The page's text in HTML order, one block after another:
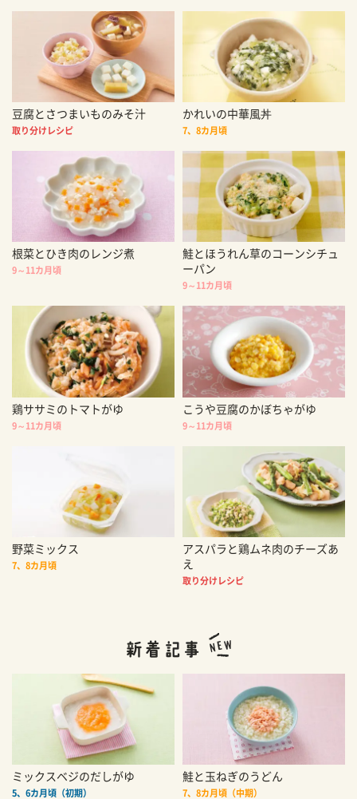
豆腐とさつまいものみそ汁
取り分けレシピ
かれいの中華風丼
7、8カ月頃
根菜とひき肉のレンジ煮
9～11カ月頃
鮭とほうれん草のコーンシチュ
ーパン
9～11カ月頃
鶏ササミのトマトがゆ
9～11カ月頃
こうや豆腐のかぼちゃがゆ
9～11カ月頃
野菜ミックス
7、8カ月頃
アスパラと鶏ムネ肉のチーズあ
え
取り分けレシピ
ミックスベジのだしがゆ
5、6カ月頃（初期）
鮭と玉ねぎのうどん
7、8カ月頃（中期）